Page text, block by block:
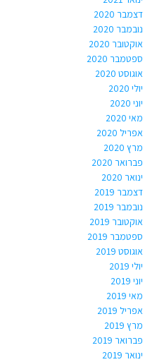
דצמבר 2020
נובמבר 2020
אוקטובר 2020
ספטמבר 2020
אוגוסט 2020
יולי 2020
יוני 2020
מאי 2020
אפריל 2020
מרץ 2020
פברואר 2020
ינואר 2020
דצמבר 2019
נובמבר 2019
אוקטובר 2019
ספטמבר 2019
אוגוסט 2019
יולי 2019
יוני 2019
מאי 2019
אפריל 2019
מרץ 2019
פברואר 2019
ינואר 2019